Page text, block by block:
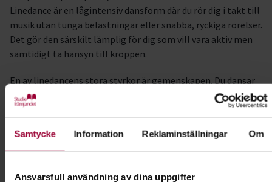
Samtycke Information Reklaminställningar Om
Ansvarsfull användning av dina uppgifter
Linedance är en lågintensiv dansform där du rör dig i takt till
musik utan tunga belastningar eller snabba, ryckiga rörelser.
Det gör den särskilt lämplig för dig som vill vara aktiv men
samtidigt ta hänsyn till kroppen.
En av linedancens stora styrkor är gemenskapen. Du dansar
sida vid sida i grupp, i enklare koreografier som alla följer.
Här handlar det inte om att prestera ensam, utan om att
Linedance är inte bara country! Vi dansar till pop, rock, latin
känns modern, levande och inkluderande för alla smaker.